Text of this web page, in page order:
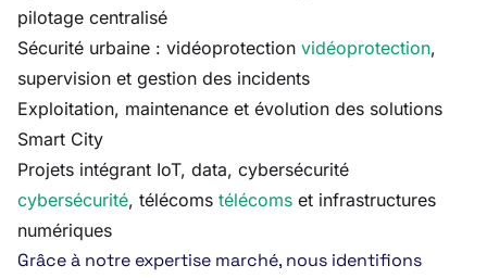
pilotage centralisé
Sécurité urbaine : vidéoprotection vidéoprotection,
supervision et gestion des incidents
Exploitation, maintenance et évolution des solutions
Smart City
Projets intégrant IoT, data, cybersécurité
cybersécurité, télécoms télécoms et infrastructures
numériques
Grâce à notre expertise marché, nous identifions